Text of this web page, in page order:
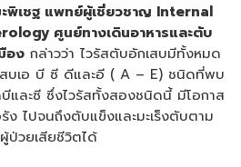
เชฐ แพทย์ผู้เชี่ยวชาญ Internal
ศูนย์ทางเดินอาหารและตับ
อง กล่าวว่า ไวรัสตับอักเสบมีทั้งหมด
บเอ บี ซี ดีและอี ( A – E) ชนิดที่พบ
และซี ซึ่งไวรัสทั้งสองชนิดนี้ มีโอกาส
ง ไปจนถึงตับแข็งและมะเร็งตับตาม
ป่วยเสียชีวิตได้